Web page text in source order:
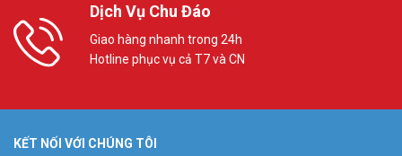
Dịch Vụ Chu Đáo
Giao hàng nhanh trong 24h
Hotline phục vụ cả T7 và CN
KẾT NỐI VỚI CHÚNG TÔI